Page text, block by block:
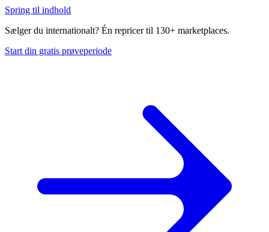
Spring til indhold
Sælger du internationalt? Én repricer til 130+ marketplaces.
Start din gratis prøveperiode